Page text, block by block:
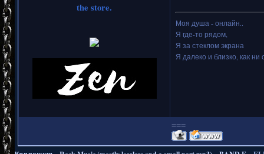
the store.
Моя душа - онлайн..
Я где-то рядом,
Я за стеклом экрана
Я далеко и близко, как ни
===